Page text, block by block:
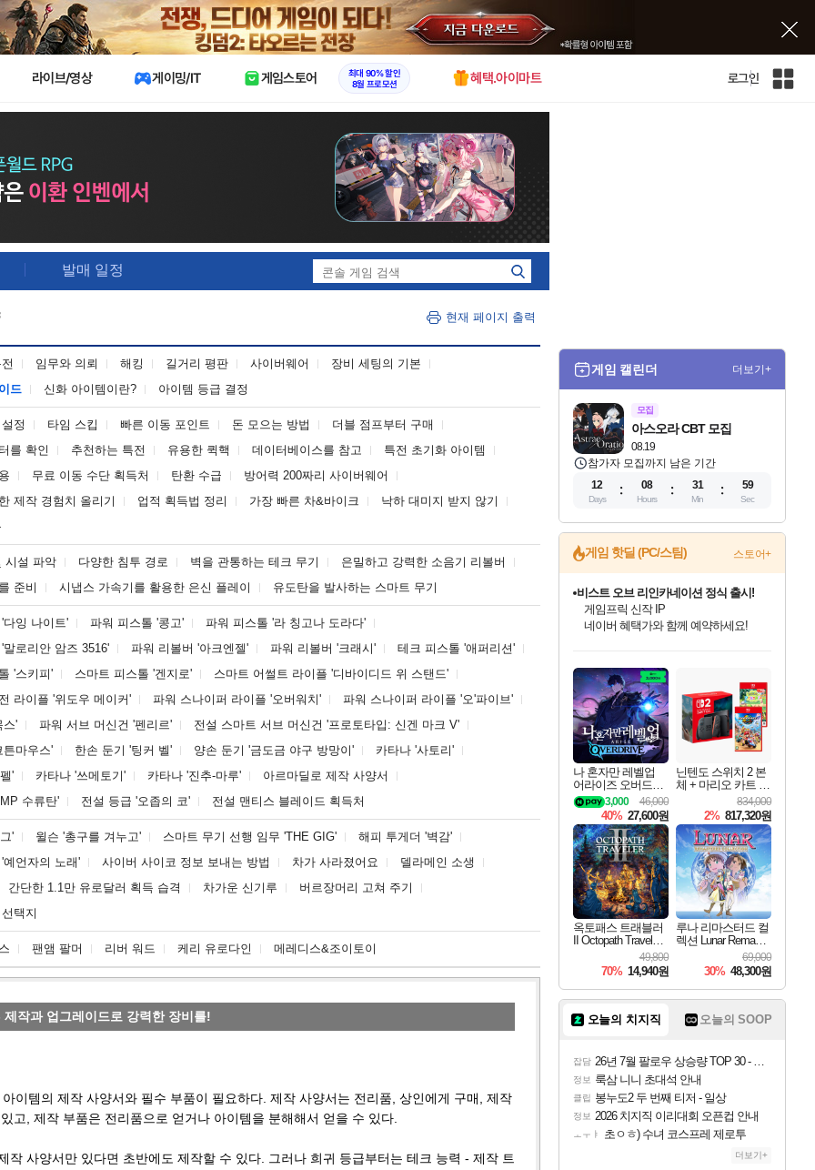
X
라이브/영상 게이밍/IT 게임스토어
최대 90% 할인
8월 프로모션
혜택.아이마트 로그인
인
발매 일정
현재 페이지 출력
임무와 의뢰 해킹 길거리 평판 사이버웨어
장비 세팅의 기본
드
신화 아이템이란? 아이템 등급 결정
정 타임 스킵 빠른 이동 포인트 돈 모으는 방법
더블 점프부터 구매
를 확인
추천하는 특전 유용한 퀵핵 데이터베이스를 참고
특전 초기화 아이템
무료 이동 수단 획득처 탄환 수급
방어력 200짜리 사이버웨어
제작 경험치 올리기
업적 획득법 정리 가장 빠른 차&바이크
낙하 대미지 받지 않기
시설 파악 다양한 침투 경로 벽을 관통하는 테크 무기
은밀하고 강력한 소음기 리볼버
준비
시냅스 가속기를 활용한 은신 플레이 유도탄을 발사하는 스마트 무기
다잉 나이트' 파워 피스톨 '콩고'
파워 피스톨 '라 칭고나 도라다'
로리안 암즈 3516'
파워 리볼버 '아크엔젤' 파워 리볼버 '크래시'
테크 피스톨 '애퍼리션'
'스키피'
스마트 피스톨 '겐지로'
스마트 어썰트 라이플 '디바이디드 위 스탠드'
라이플 '위도우 메이커'
파워 스나이퍼 라이플 '오버워치'
파워 스나이퍼 라이플 '오'파이브'
스'
파워 서브 머신건 '펜리르'
전설 스마트 서브 머신건 '프로토타입: 신겐 마크 V'
튼마우스'
한손 둔기 '팅커 벨' 양손 둔기 '금도금 야구 방망이'
카타나 '사토리'
'
카타나 '쓰메토기' 카타나 '진추-마루'
아르마딜로 제작 사양서
수류탄'
전설 등급 '오좁의 코' 전설 맨티스 블레이드 획득처
' 윌슨 '총구를 겨누고' 스마트 무기 선행 임무 'THE GIG'
해피 투게더 '벽감'
언자의 노래'
사이버 사이코 정보 보내는 방법 차가 사라졌어요
델라메인 소생
간단한 1.1만 유로달러 획득 습격
차가운 신기루
버르장머리 고쳐 주기
택지
팬앰 팔머 리버 워드 케리 유로다인 메레디스&조이토이
작과 업그레이드로 강력한 장비를!
이템의 제작 사양서와 필수 부품이 필요하다. 제작 사양서는 전리품, 상인에게 구매, 제작
고, 제작 부품은 전리품으로 얻거나 아이템을 분해해서 얻을 수 있다.
작 사양서만 있다면 초반에도 제작할 수 있다. 그러나 희귀 등급부터는 테크 능력 - 제작 트
게임 캘린더 더보기+
모집
08.19
아스오라 CBT 모집
참가자 모집까지 남은 기간
12
Days
08
Hours
31
Min
57
Sec
게임 핫딜 (PC/스팀) 스토어+
최대 90% 할인가를 만나보세요!
네이버혜택과 함께 만나보세요!
50%할인&추가 적립까지!
이니&베니 혜택까지!
네이버 혜택가와 함께 예약하세요!
커세어 코브 출시 기념 할인!
해적'섬'을 발전시키자!
할인&네이버혜택으로 만나보세요!
네이버페이 혜택과 만나보세요!
40주년 프로모션으로 만나보세요!
네이버 포인트 혜택까지!
할인가에 만나보세요!
일부 에디션 상시 할인!
혜택으로 예약 판매 중
편안하게 충전하세요
나 혼자만 레벨업
어라이즈 오버드라
이브 Solo Leveling A
rise
46,000
3,000
40% 27,600원
닌텐도 스위치 2 본
체 + 마리오 카트 월
드 + 포켓몬 포코피
아 번들
834,000
2% 817,320원
옥토패스 트래블러
II Octopath Traveler I
49,800
70% 14,940원
루나 리마스터드 컬
렉션 Lunar Remaste
69,000
30% 48,300원
오늘의 치지직 오늘의 SOOP
잡담 26년 7월 팔로우 상승량 TOP 30 - 월간 치지직
정보 룩삼 니니 초대석 안내
클립 봉누도2 두 번째 티저 - 일상
정보 2026 치지직 이리대회 오픈컵 안내
ㅗㅜㅑ 초ㅇㅎ) 수녀 코스프레 제로투
더보기+